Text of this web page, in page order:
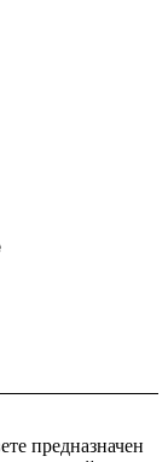
предназначен